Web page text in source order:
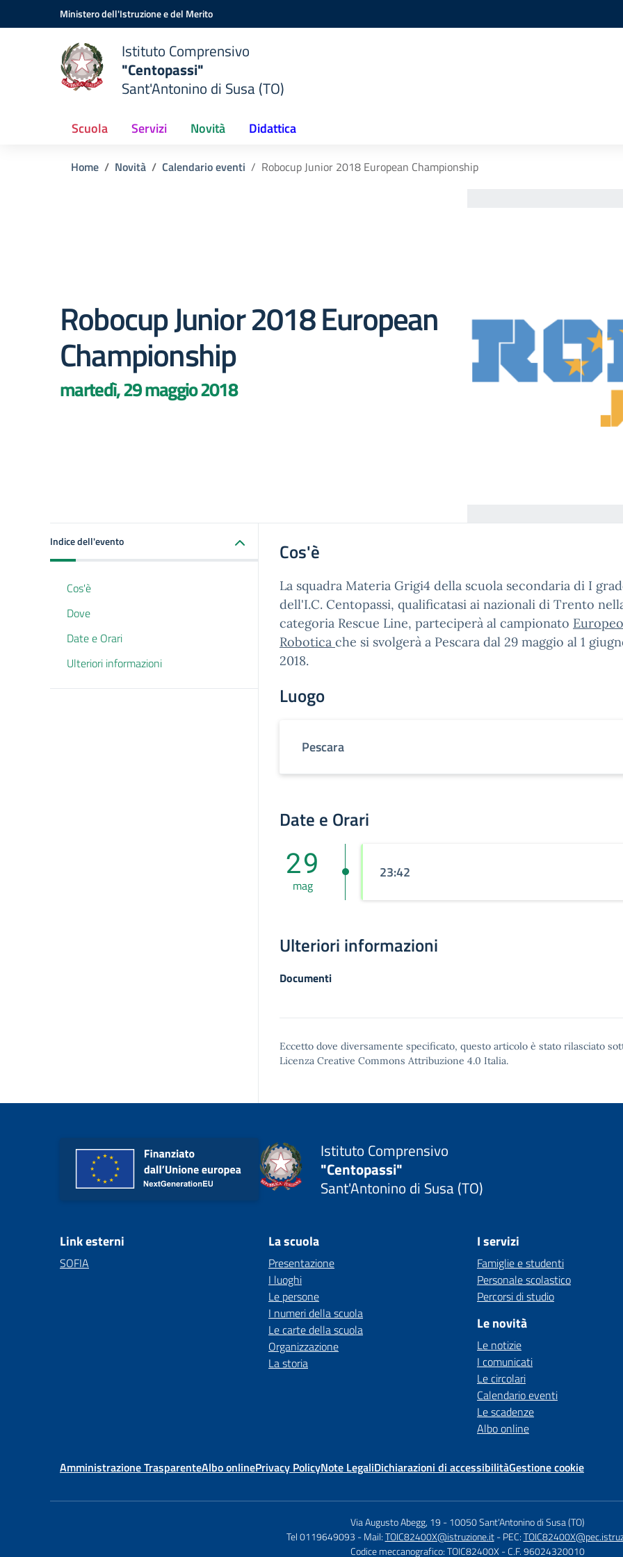
Vai ai contenuti
Vai al menu di navigazioneMinistero dell'Istruzione e del Merito
Istituto Comprensivo
"Centopassi"
Sant'Antonino di Susa (TO)
Scuola Servizi Novità Didattica
Home Novità Calendario eventi Robocup Junior 2018 European Championship
Robocup Junior 2018 European
Championship
martedì, 29 maggio 2018
Indice dell'evento
Cos'è
Dove
Date e Orari
Ulteriori informazioni
Cos'è
La squadra Materia Grigi4 della scuola secondaria di I
dell'I.C. Centopassi, qualificatasi ai nazionali di Trento
categoria Rescue Line, parteciperà al campionato
Robotica che si svolgerà a Pescara dal 29 maggio al 1
2018.
Luogo
Pescara
Date e Orari
29
mag
23:42
Ulteriori informazioni
Documenti
Eccetto dove diversamente specificato, questo articolo è stato rilasciato
Licenza Creative Commons Attribuzione 4.0 Italia.
Istituto Comprensivo
"Centopassi"
Sant'Antonino di Susa (TO)
Link esterni
SOFIA
La scuola
Presentazione
I luoghi
Le persone
I numeri della scuola
Le carte della scuola
Organizzazione
La storia
I servizi
Famiglie e studenti
Personale scolastico
Percorsi di studio
Le novità
Le notizie
I comunicati
Le circolari
Calendario eventi
Le scadenze
Albo online
Amministrazione TrasparenteAlbo onlinePrivacy PolicyNote LegaliDichiarazioni di accessibilitàGestione cookie
Via Augusto Abegg, 19 -10050 Sant'Antonino di Susa (TO)
Tel 0119649093 - Mail:TOIC82400X@istruzione.it - PEC:
Codice meccanografico: TOIC82400X - C.F. 96024320010